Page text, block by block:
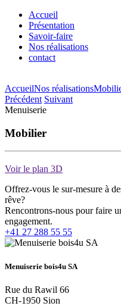
Accueil
Présentation
Savoir-faire
Nos réalisations
contact
AccueilNos réalisations
Précédent Suivant
Menuiserie
Mobilier
Voir le plan 3D
Offrez-vous le sur-mesure à
rêve?
Rencontrons-nous pour faire
engagement.
+41 27 288 55 55
Menuiserie bois4u SA
Rue du Rawil 66
CH-1950 Sion